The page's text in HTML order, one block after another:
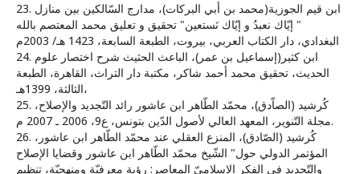
23. ابن قيم الجوزية(محمد بن أبي البركات)، مدارج السّالكين بين منازل
" إيّاك نعبدُ و إيّاك نَستعين" تحقيق و تعليق محمد المعتصم بالله
البغدادي، دار الكتاب العربي، بيروت، الطبعة السابعة، 1423 هـ/ 2003م
24. ابن كثير(إسماعيل بن عمر)، الباعث الحثيث شرح اختصار علوم
الحديث، تحقيق محمد أحمد شاكر، مكتبة دار التراث، القاهرة، الطبعة
الثالثة، 1399هـ،
25. كُرشيد (الصاّدق)، محمّد الطّاهر ابن عاشور رائد التّجديد والإصلاح،
مجلة التّنوير، المعهد العالي لأصول الدّين بتونس، ع9، 2006 ـ 2007 م.
26. كُرشيد (الصّادق)، المنزع العقلي عند محمّد الطّاهر ابن عاشور،
المؤتمر الدولي حول" الشّيخ محمّد الطّاهر ابن عاشور وقضايا الإصلاح
والتّجديد في الفكر الإسلاميّ المعاصر: رؤية معرفيّة ومنهجيّة، تنظيم